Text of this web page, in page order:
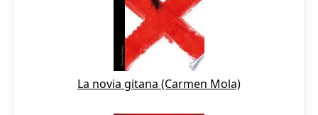
La novia gitana (Carmen Mola)